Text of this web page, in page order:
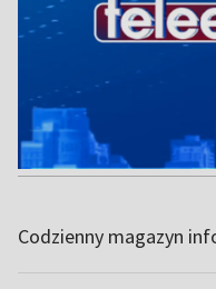
Codzienny magazyn